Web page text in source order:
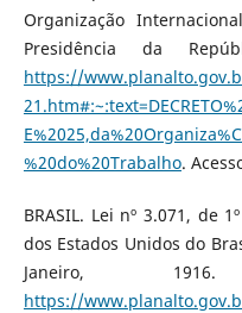
Organização
Presidência da
https://
%20do%20Trabalho.
BRASIL. Lei nº 3.071, de
dos Estados Unidos do
Janeiro,
https://